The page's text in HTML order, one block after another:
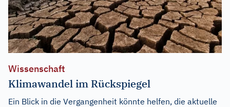
Wissenschaft
Klimawandel im Rückspiegel
Ein Blick in die Vergangenheit könnte helfen, die aktuelle